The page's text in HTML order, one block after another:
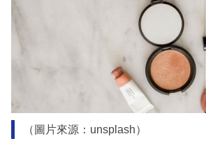
（圖片來源：unsplash）